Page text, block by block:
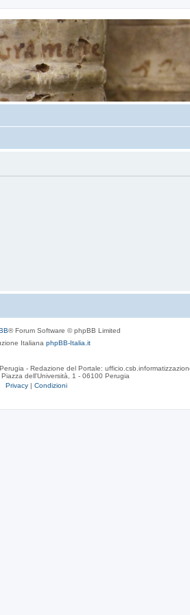
® Forum Software © phpBB Limited
Italiana phpBB-Italia.it
- Redazione del Portale:
dell'Università, 1 - 06100 Perugia
Privacy | Condizioni